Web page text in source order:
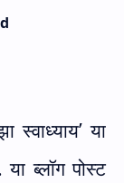
स्वाध्याय’ या
ब्लॉग पोस्ट